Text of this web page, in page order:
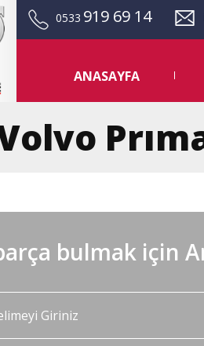
0533 919 69 14
ANASAYFA
bulmak için